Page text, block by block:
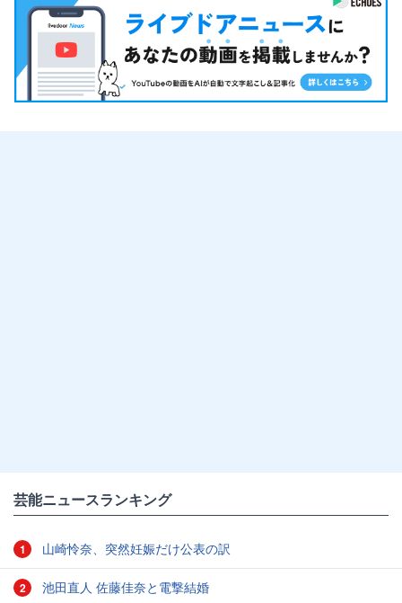
芸能ニュースランキング
1 山崎怜奈、突然妊娠だけ公表の訳
2 池田直人 佐藤佳奈と電撃結婚